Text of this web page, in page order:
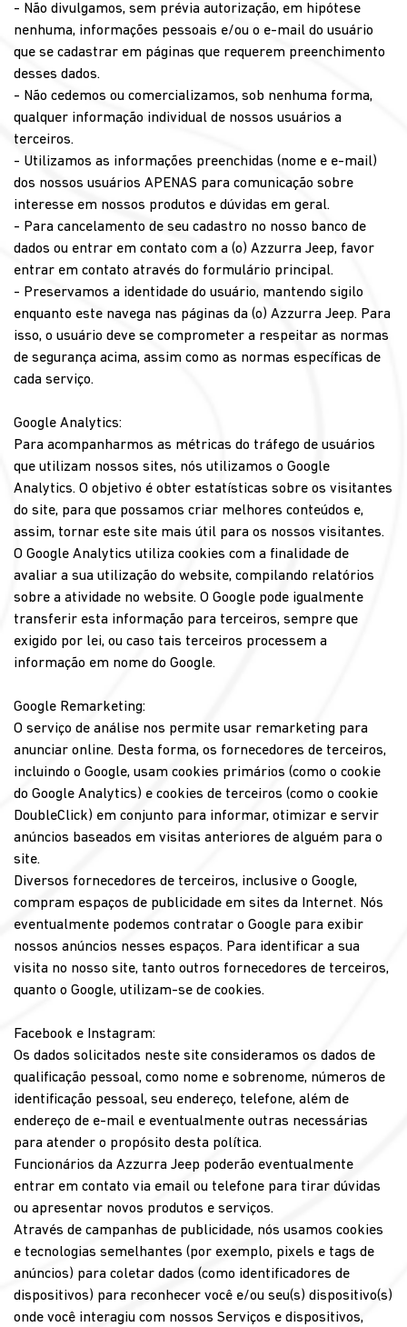
- Não divulgamos, sem prévia autorização, em hipótese
nenhuma, informações pessoais e/ou o e-mail do usuário
que se cadastrar em páginas que requerem preenchimento
desses dados.
- Não cedemos ou comercializamos, sob nenhuma forma,
qualquer informação individual de nossos usuários a
terceiros.
- Utilizamos as informações preenchidas (nome e e-mail)
dos nossos usuários APENAS para comunicação sobre
interesse em nossos produtos e dúvidas em geral.
- Para cancelamento de seu cadastro no nosso banco de
dados ou entrar em contato com a (o) Azzurra Jeep, favor
entrar em contato através do formulário principal.
- Preservamos a identidade do usuário, mantendo sigilo
enquanto este navega nas páginas da (o) Azzurra Jeep. Para
isso, o usuário deve se comprometer a respeitar as normas
de segurança acima, assim como as normas específicas de
cada serviço.
Google Analytics:
Para acompanharmos as métricas do tráfego de usuários
que utilizam nossos sites, nós utilizamos o Google
Analytics. O objetivo é obter estatísticas sobre os visitantes
do site, para que possamos criar melhores conteúdos e,
assim, tornar este site mais útil para os nossos visitantes.
O Google Analytics utiliza cookies com a finalidade de
avaliar a sua utilização do website, compilando relatórios
sobre a atividade no website. O Google pode igualmente
transferir esta informação para terceiros, sempre que
exigido por lei, ou caso tais terceiros processem a
informação em nome do Google.
Google Remarketing:
O serviço de análise nos permite usar remarketing para
anunciar online. Desta forma, os fornecedores de terceiros,
incluindo o Google, usam cookies primários (como o cookie
do Google Analytics) e cookies de terceiros (como o cookie
DoubleClick) em conjunto para informar, otimizar e servir
anúncios baseados em visitas anteriores de alguém para o
site.
Diversos fornecedores de terceiros, inclusive o Google,
compram espaços de publicidade em sites da Internet. Nós
eventualmente podemos contratar o Google para exibir
nossos anúncios nesses espaços. Para identificar a sua
visita no nosso site, tanto outros fornecedores de terceiros,
quanto o Google, utilizam-se de cookies.
Facebook e Instagram:
Os dados solicitados neste site consideramos os dados de
qualificação pessoal, como nome e sobrenome, números de
identificação pessoal, seu endereço, telefone, além de
endereço de e-mail e eventualmente outras necessárias
para atender o propósito desta política.
Funcionários da Azzurra Jeep poderão eventualmente
entrar em contato via email ou telefone para tirar dúvidas
ou apresentar novos produtos e serviços.
Através de campanhas de publicidade, nós usamos cookies
e tecnologias semelhantes (por exemplo, pixels e tags de
anúncios) para coletar dados (como identificadores de
dispositivos) para reconhecer você e/ou seu(s) dispositivo(s)
onde você interagiu com nossos Serviços e dispositivos,